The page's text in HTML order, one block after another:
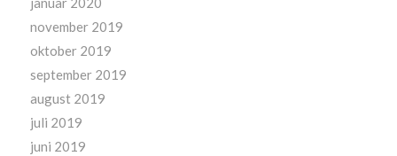
november 2019
oktober 2019
september 2019
august 2019
juli 2019
juni 2019